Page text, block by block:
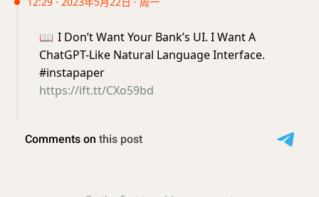
📖 I Don’t Want Your Bank’s UI. I Want A
ChatGPT-Like Natural Language Interface.
#instapaper
https://ift.tt/CXo59bd